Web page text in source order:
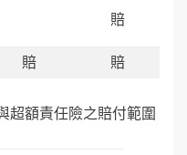
賠
賠 賠
超額責任險之賠付範圍